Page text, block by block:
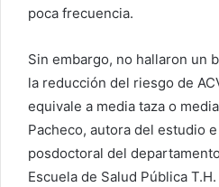
poca frecuencia.
Sin embargo, no hallaron un
la reducción del riesgo de
equivale a media taza o
Pacheco, autora del estudio
posdoctoral del
Escuela de Salud Pública